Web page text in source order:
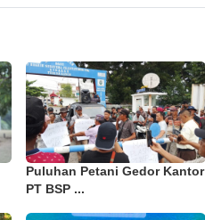
Puluhan Petani Gedor Kantor
PT BSP ...